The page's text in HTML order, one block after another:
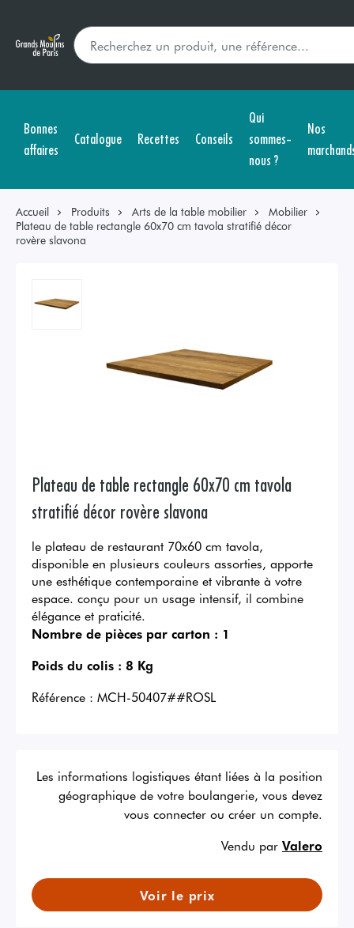
Bonnes
affaires
Catalogue Recettes Conseils
Qui
sommes-
nous ?
Nos
Accueil Produits Arts de la table mobilier
Mobilier
Plateau de table rectangle 60x70 cm tavola stratifié décor
rovère slavona
Plateau de table rectangle 60x70 cm tavola
stratifié décor rovère slavona
le plateau de restaurant 70x60 cm tavola,
disponible en plusieurs couleurs assorties, apporte
une esthétique contemporaine et vibrante à votre
espace. conçu pour un usage intensif, il combine
élégance et praticité.
Nombre de pièces par carton : 1
Poids du colis : 8 Kg
Référence : MCH-50407##ROSL
Les informations logistiques étant liées à la position
géographique de votre boulangerie, vous devez
vous connecter ou créer un compte.
Vendu par Valero
Voir le prix